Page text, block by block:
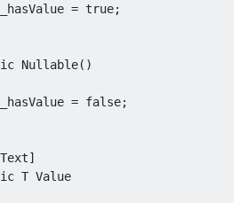
= true;
Nullable()
= false;
]
T Value